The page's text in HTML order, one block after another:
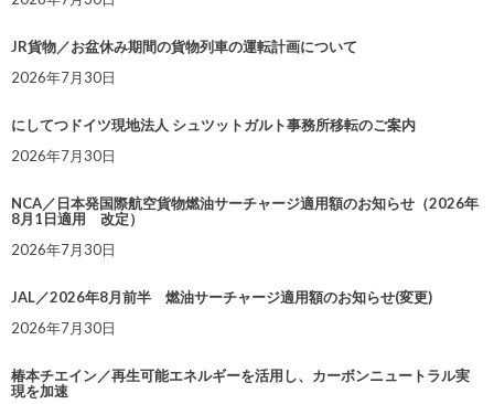
JR貨物／お盆休み期間の貨物列車の運転計画について
2026年7月30日
にしてつドイツ現地法人 シュツットガルト事務所移転のご案内
2026年7月30日
NCA／日本発国際航空貨物燃油サーチャージ適用額のお知らせ（2026年
8月1日適用 改定）
2026年7月30日
JAL／2026年8月前半 燃油サーチャージ適用額のお知らせ(変更)
2026年7月30日
椿本チエイン／再生可能エネルギーを活用し、カーボンニュートラル実
現を加速